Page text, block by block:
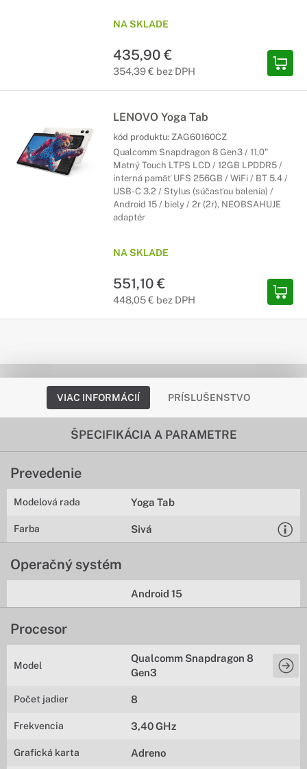
NA SKLADE
435,90 €
354,39 € bez DPH
LENOVO Yoga Tab
kód produktu: ZAG60160CZ
Qualcomm Snapdragon 8 Gen3 / 11,0"
Matný Touch LTPS LCD / 12GB LPDDR5 /
interná pamäť UFS 256GB / WiFi / BT 5.4 /
USB-C 3.2 / Stylus (súčasťou balenia) /
Android 15 / biely / 2r (2r), NEOBSAHUJE
adaptér
NA SKLADE
551,10 €
448,05 € bez DPH
VIAC INFORMÁCIÍ PRÍSLUŠENSTVO
ŠPECIFIKÁCIA A PARAMETRE
Prevedenie
Modelová rada Yoga Tab
Farba Sivá
Operačný systém
Android 15
Procesor
Model
Qualcomm Snapdragon 8
Gen3
Počet jadier 8
Frekvencia 3,40 GHz
Grafická karta Adreno